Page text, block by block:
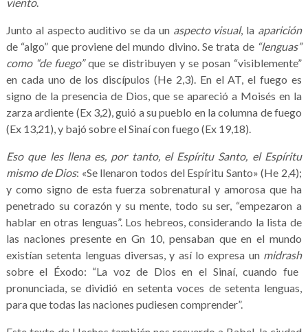
viento.
Junto al aspecto auditivo se da unaspecto visual, la aparición
de “algo” que proviene del mundo divino. Se trata de “lenguas”
como “de fuego”que se distribuyen y se posan “visiblemente”
en cada uno de los discípulos (He 2,3). En el AT, el fuego es
signo de la presencia de Dios, que se apareció a Moisés en la
zarza ardiente (Ex 3,2), guió a su pueblo en la columna de fuego
(Ex 13,21), y bajó sobre el Sinaí con fuego (Ex 19,18).
Eso que les llena es, por tanto, el Espíritu Santo, el Espíritu
mismo de Dios: «Se llenaron todos del Espíritu Santo» (He 2,4);
y como signo de esta fuerza sobrenatural y amorosa que ha
penetrado su corazón y su mente, todo su ser, “empezaron a
hablar en otras lenguas”. Los hebreos, considerando la lista de
las naciones presente en Gn 10, pensaban que en el mundo
existían setenta lenguas diversas, y así lo expresa un midrash
sobre el Éxodo: “La voz de Dios en el Sinaí, cuando fue
pronunciada, se dividió en setenta voces de setenta lenguas,
para que todas las naciones pudiesen comprender”.